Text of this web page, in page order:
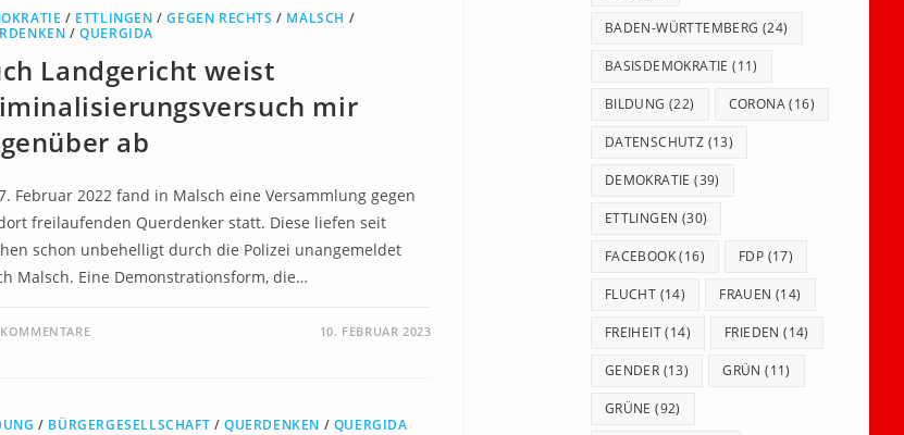
/ ETTLINGEN /GEGEN RECHTS / MALSCH /
/QUERGIDA
Landgericht weist
mir
ab
Februar 2022 fand in Malsch eine Versammlung gegen
freilaufenden Querdenker statt. Diese liefen seit
schon unbehelligt durch die Polizei unangemeldet
Malsch. Eine Demonstrationsform, die…
10. FEBRUAR 2023
/ BÜRGERGESELLSCHAFT / QUERDENKEN / QUERGIDA
BADEN-WÜRTTEMBERG (24)
BASISDEMOKRATIE (11)
BILDUNG (22) CORONA(16)
DATENSCHUTZ (13)
DEMOKRATIE (39)
ETTLINGEN (30)
FACEBOOK(16) FDP (17)
FLUCHT (14) FRAUEN (14)
FREIHEIT(14) FRIEDEN (14)
GENDER (13) GRÜN (11)
GRÜNE (92)